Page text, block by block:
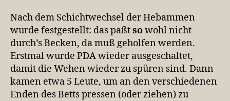
Nach dem Schichtwechsel der Hebammen
wurde festgestellt: das paßtsowohl nicht
durch’s Becken, da muß geholfen werden.
Erstmal wurde PDA wieder ausgeschaltet,
damit die Wehen wieder zu spüren sind. Dann
kamen etwa 5 Leute, um an den verschiedenen
Enden des Betts pressen (oder ziehen) zu